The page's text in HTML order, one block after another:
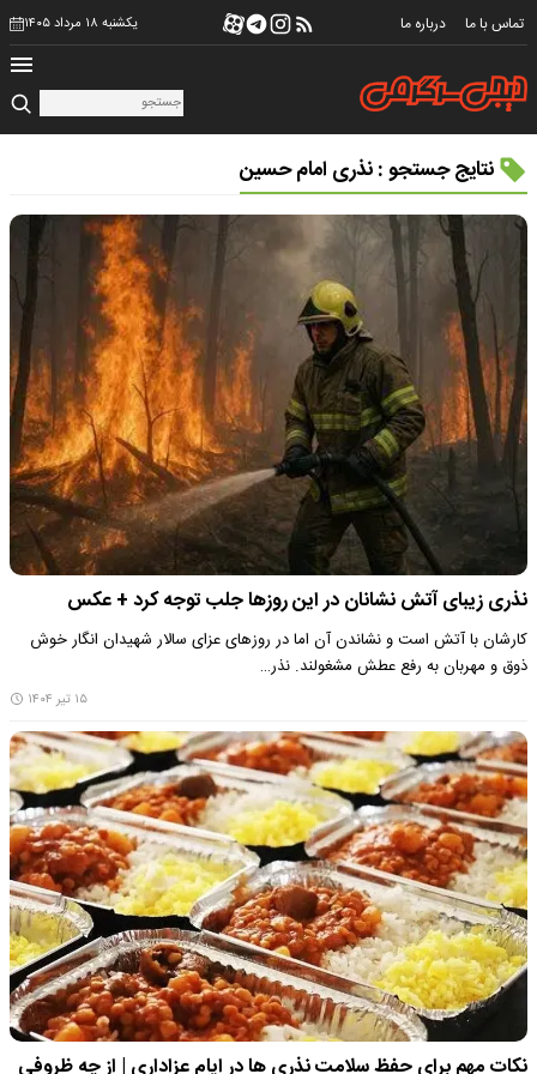
تماس با ما درباره ما یکشنبه ۱۸ مرداد ۱۴۰۵
نتایج جستجو : نذری امام حسین
نذری زیبای آتش نشانان در این روزها جلب توجه کرد + عکس
کارشان با آتش است و نشاندن آن اما در روزهای عزای سالار شهیدان انگار خوش
ذوق و مهربان به رفع عطش مشغولند. نذر…
۱۵ تیر ۱۴۰۴
نکات مهم برای حفظ سلامت نذری ها در ایام عزاداری | از چه ظروفی